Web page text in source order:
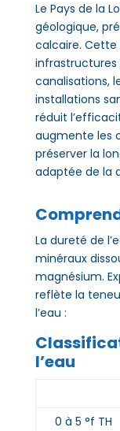
Le Pays de la
géologique,
calcaire.
canalisations,
installations
réduit
augmente les
préserver la
adaptée de la
La dureté de
minéraux
magnésium.
reflète la
l’eau :
l’eau
0 à 5 °f TH